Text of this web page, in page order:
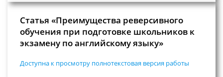
Статья «Преимущества реверсивного
обучения при подготовке школьников к
экзамену по английскому языку»
Доступна к просмотру полнотекстовая версия работы